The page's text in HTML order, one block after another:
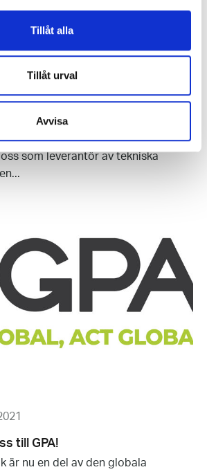
Tillåt alla
Tillåt urval
Avvisa
ett år med pandemi, vilket på olika
som leverantör av tekniska
till GPA!
är nu en del av den globala